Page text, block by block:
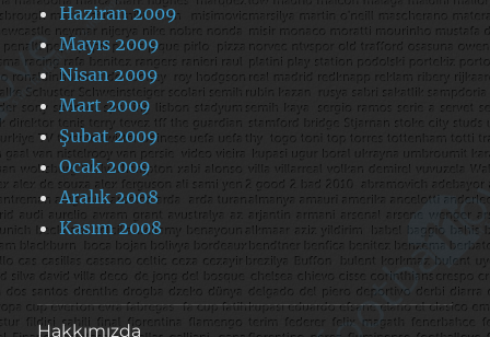
Haziran 2009
Mayıs 2009
Nisan 2009
Mart 2009
Şubat 2009
Ocak 2009
Aralık 2008
Kasım 2008
Hakkımızda